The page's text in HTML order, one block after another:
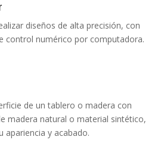
diseños de alta precisión, con
control numérico por computadora.
de un tablero o madera con
madera natural o material sintético,
apariencia y acabado.